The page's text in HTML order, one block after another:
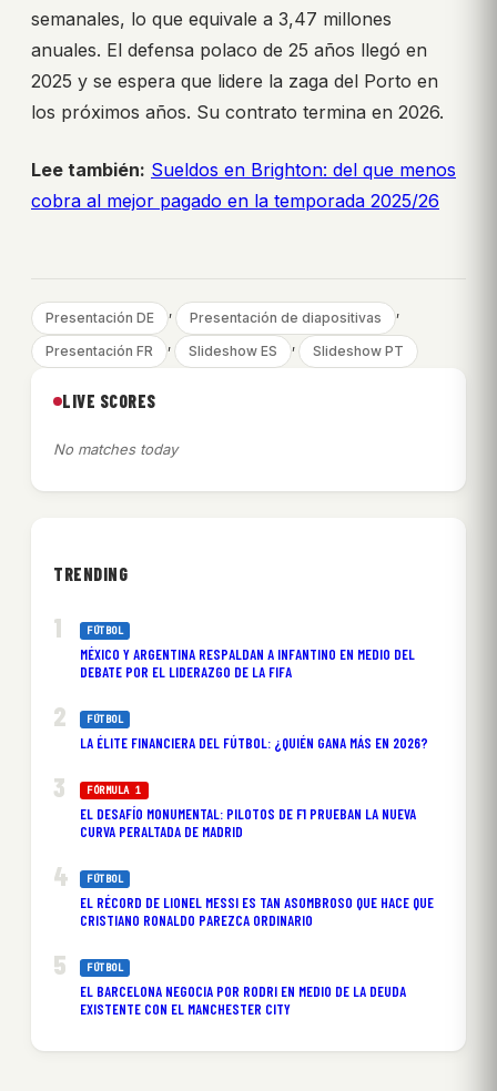
semanales, lo que equivale a 3,47 millones
anuales. El defensa polaco de 25 años llegó en
2025 y se espera que lidere la zaga del Porto en
los próximos años. Su contrato termina en 2026.
Lee también: Sueldos en Brighton: del que menos
cobra al mejor pagado en la temporada 2025/26
Presentación DE , Presentación de diapositivas ,
Presentación FR , Slideshow ES , Slideshow PT
LIVE SCORES
No matches today
TRENDING
FÚTBOL
MÉXICO Y ARGENTINA RESPALDAN A INFANTINO EN MEDIO DEL
DEBATE POR EL LIDERAZGO DE LA FIFA
FÚTBOL
LA ÉLITE FINANCIERA DEL FÚTBOL: ¿QUIÉN GANA MÁS EN 2026?
FÓRMULA 1
EL DESAFÍO MONUMENTAL: PILOTOS DE F1 PRUEBAN LA NUEVA
CURVA PERALTADA DE MADRID
FÚTBOL
EL RÉCORD DE LIONEL MESSI ES TAN ASOMBROSO QUE HACE QUE
CRISTIANO RONALDO PAREZCA ORDINARIO
FÚTBOL
EL BARCELONA NEGOCIA POR RODRI EN MEDIO DE LA DEUDA
EXISTENTE CON EL MANCHESTER CITY